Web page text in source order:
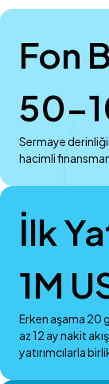
Fon
50-
Sermaye
hacimli
İlk
1M
Erken aşama 20
az 12 ay nakit
yatırımcılarla